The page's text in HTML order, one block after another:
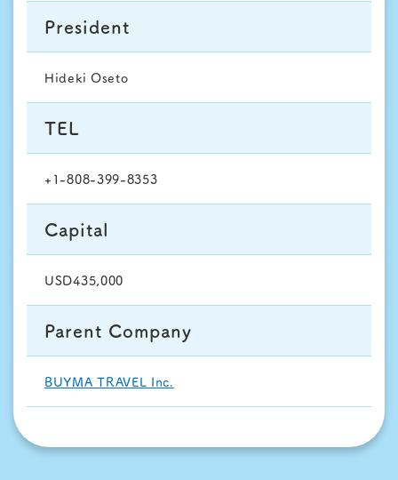
President
Hideki Oseto
TEL
+1-808-399-8353
Capital
USD435,000
Parent Company
BUYMA TRAVEL Inc.